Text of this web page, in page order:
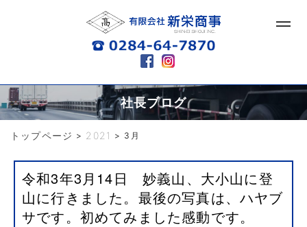
社長ブログ
トップページ > 2021 > 3月
令和3年3月14日 妙義山、大小山に登
山に行きました。最後の写真は、ハヤブ
サです。初めてみました感動です。